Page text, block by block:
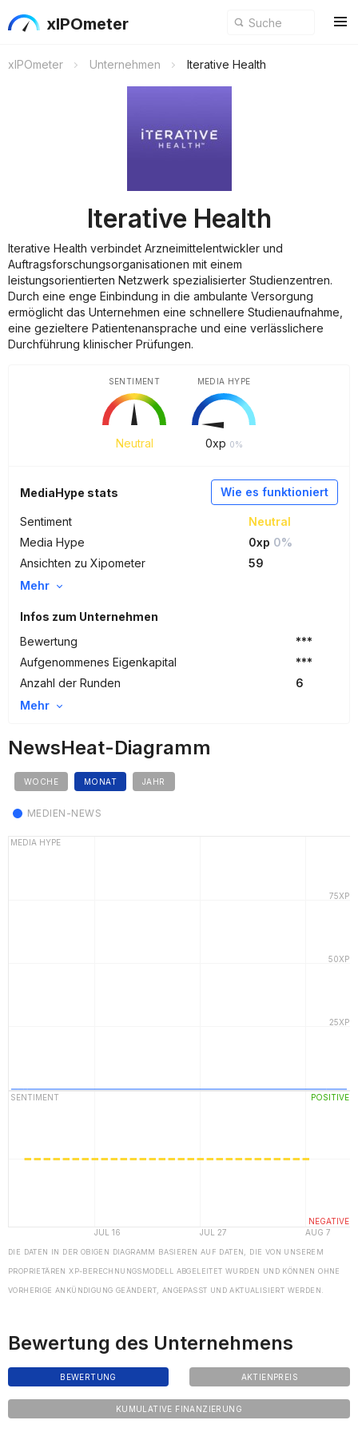
xIPOmeter
xIPOmeter Unternehmen Iterative Health
Iterative Health
Iterative Health verbindet Arzneimittelentwickler und
Auftragsforschungsorganisationen mit einem
leistungsorientierten Netzwerk spezialisierter Studienzentren.
Durch eine enge Einbindung in die ambulante Versorgung
ermöglicht das Unternehmen eine schnellere Studienaufnahme,
eine gezieltere Patientenansprache und eine verlässlichere
Durchführung klinischer Prüfungen.
Neutral
SENTIMENT
0xp 0%
MEDIA HYPE
Wie es funktioniert
MediaHype stats
Sentiment
Neutral
Media Hype
0xp 0%
Ansichten zu Xipometer
59
Mehr
Infos zum Unternehmen
Bewertung
***
Aufgenommenes Eigenkapital
***
Anzahl der Runden
6
Mehr
NewsHeat-Diagramm
WOCHE MONAT JAHR
MEDIEN-NEWS
DIE DATEN IN DER OBIGEN DIAGRAMM BASIEREN AUF DATEN, DIE VON UNSEREM
PROPRIETÄREN XP-BERECHNUNGSMODELL ABGELEITET WURDEN UND KÖNNEN OHNE
VORHERIGE ANKÜNDIGUNG GEÄNDERT, ANGEPASST UND AKTUALISIERT WERDEN.
Bewertung des Unternehmens
BEWERTUNG AKTIENPREIS
KUMULATIVE FINANZIERUNG